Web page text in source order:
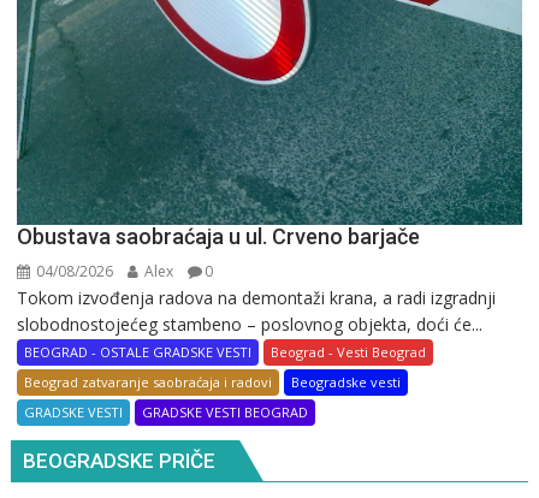
Obustava saobraćaja u ul. Crveno barjače
04/08/2026 Alex 0
Tokom izvođenja radova na demontaži krana, a radi izgradnji
slobodnostojećeg stambeno – poslovnog objekta, doći će...
BEOGRAD - OSTALE GRADSKE VESTI
Beograd - Vesti Beograd
Beograd zatvaranje saobraćaja i radovi
Beogradske vesti
GRADSKE VESTI
GRADSKE VESTI BEOGRAD
BEOGRADSKE PRIČE